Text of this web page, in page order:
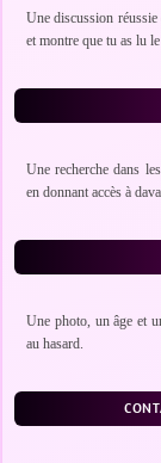
Une discussion réussie
et montre que tu as lu
Une recherche dans
en donnant accès à
Une photo, un âge et
au hasard.